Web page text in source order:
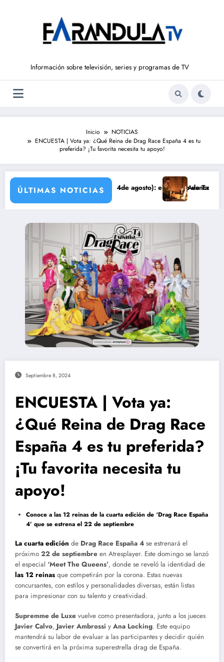
Información sobre televisión, series y programas de TV
Inicio
NOTICIAS
ENCUESTA | Vota ya: ¿Qué Reina de Drag Race España 4 es tu
preferida? ¡Tu favorita necesita tu apoyo!
ÚLTIMAS NOTICIAS
DE LIBERTAD’ (del 10 al 14de agosto): el secreto de Tasio sale a la
Avance VALLE
Septiembre 8, 2024
ENCUESTA | Vota ya:
¿Qué Reina de Drag Race
España 4 es tu preferida?
¡Tu favorita necesita tu
apoyo!
Conoce a las 12 reinas de la cuarta edición de ‘Drag Race España
4’ que se estrena el 22 de septiembre
La cuarta edición de Drag Race España 4 se estrenará el
próximo 22 de septiembre en Atresplayer. Este domingo se lanzó
el especial ‘Meet The Queens’, donde se reveló la identidad de
las 12 reinas que competirán por la corona. Estas nuevas
concursantes, con estilos y personalidades diversas, están listas
para impresionar con su talento y creatividad.
Supremme de Luxe vuelve como presentadora, junto a los jueces
Javier Calvo, Javier Ambrossi y Ana Locking. Este equipo
mantendrá su labor de evaluar a las participantes y decidir quién
se convertirá en la próxima superestrella drag de España.